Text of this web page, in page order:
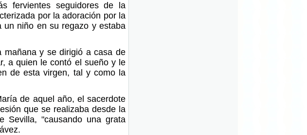
fervientes seguidores de la
por la adoración por la
un niño en su regazo y estaba
mañana y se dirigió a casa de
a quien le contó el sueño y le
de esta virgen, tal y como la
de aquel año, el sacerdote
que se realizaba desde la
Sevilla, "causando una grata